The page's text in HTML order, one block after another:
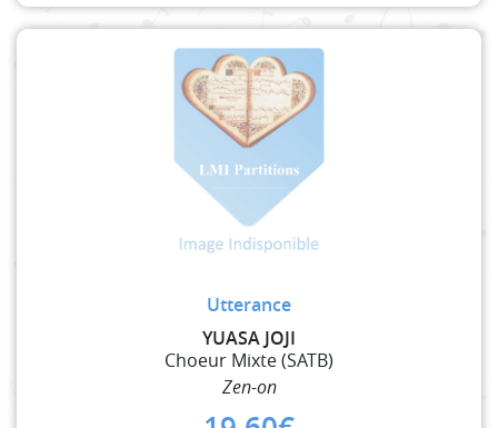
Utterance
YUASA JOJI
Choeur Mixte (SATB)
Zen-on